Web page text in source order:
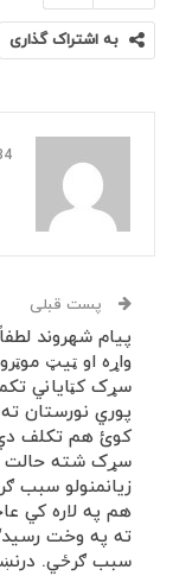
به اشتراک گذاری
پست قبلی
پیام شهروند
واړه او ټيټ
سړک کټاياني
پوري نورستان
کوئ هم تکلف
سړک شته حالت
زيانمنولو سبب
هم په لاره کي
ته په وخت
سبب ګرځي.